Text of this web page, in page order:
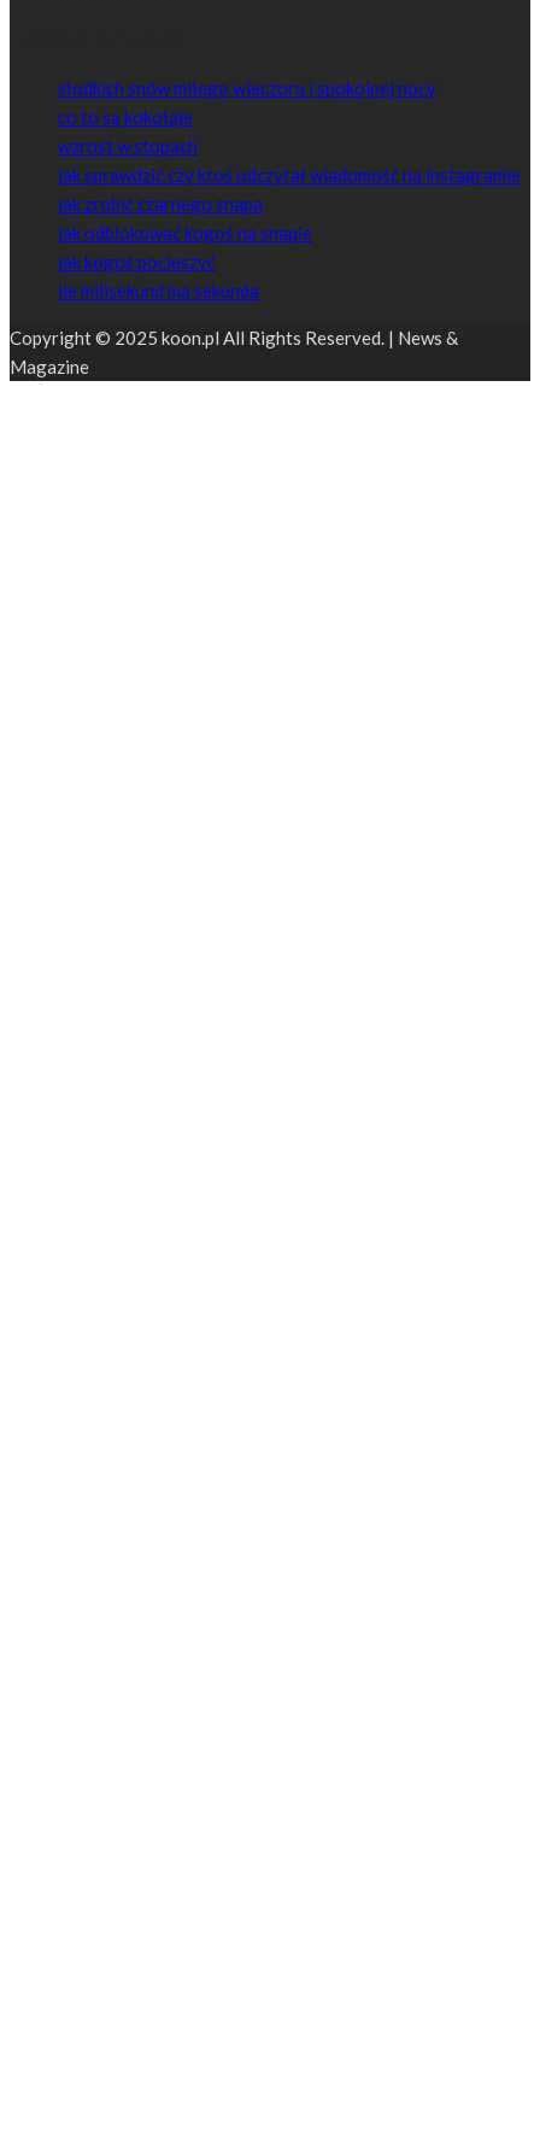
słodkich snów miłego wieczoru i spokojnej nocy
co to są kokołaje
wzrost w stopach
jak sprawdzić czy ktoś odczytał wiadomość na instagramie
jak zrobić czarnego snapa
jak odblokować kogoś na snapie
jak kogoś pocieszyć
ile milisekund ma sekunda
Copyright © 2025 koon.pl All Rights Reserved. | News &
Magazine